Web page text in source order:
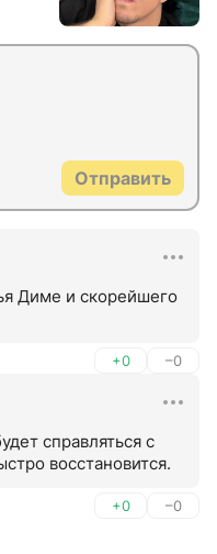
Отправить
Диме и скорейшего
+0 –0
справляться с
восстановится.
+0 –0